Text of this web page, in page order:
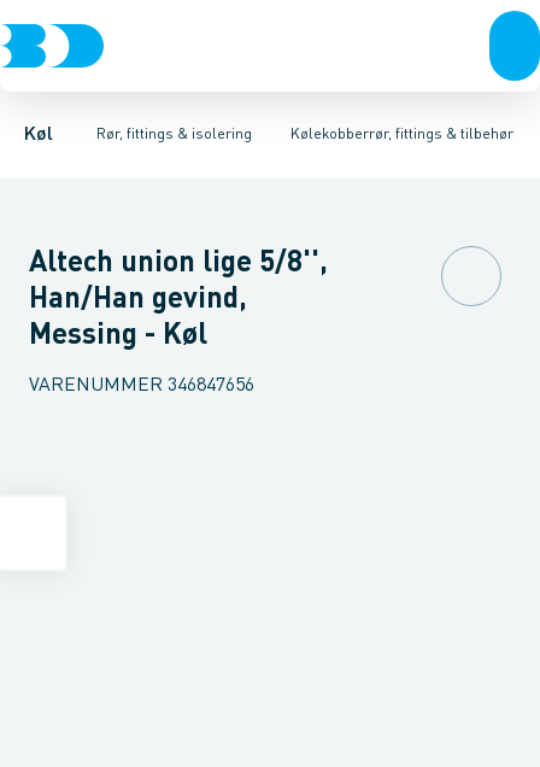
Køl Rør, fittings & isolering
KompressorerKondenseringsaggregaterFordampere
Kølekobberrør, fittings & tilbehør
Kølekobberrør, fittings & tilbehørCOOL-FIT 2.0 0°C til +60°C
Isoleret kølekobberrørKølekobberrørKobberpakninger &
Altech union lige 5/8'',
Han/Han gevind,
Messing - Køl
VARENUMMER 346847656